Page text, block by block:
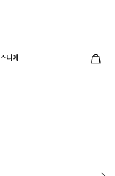
티에